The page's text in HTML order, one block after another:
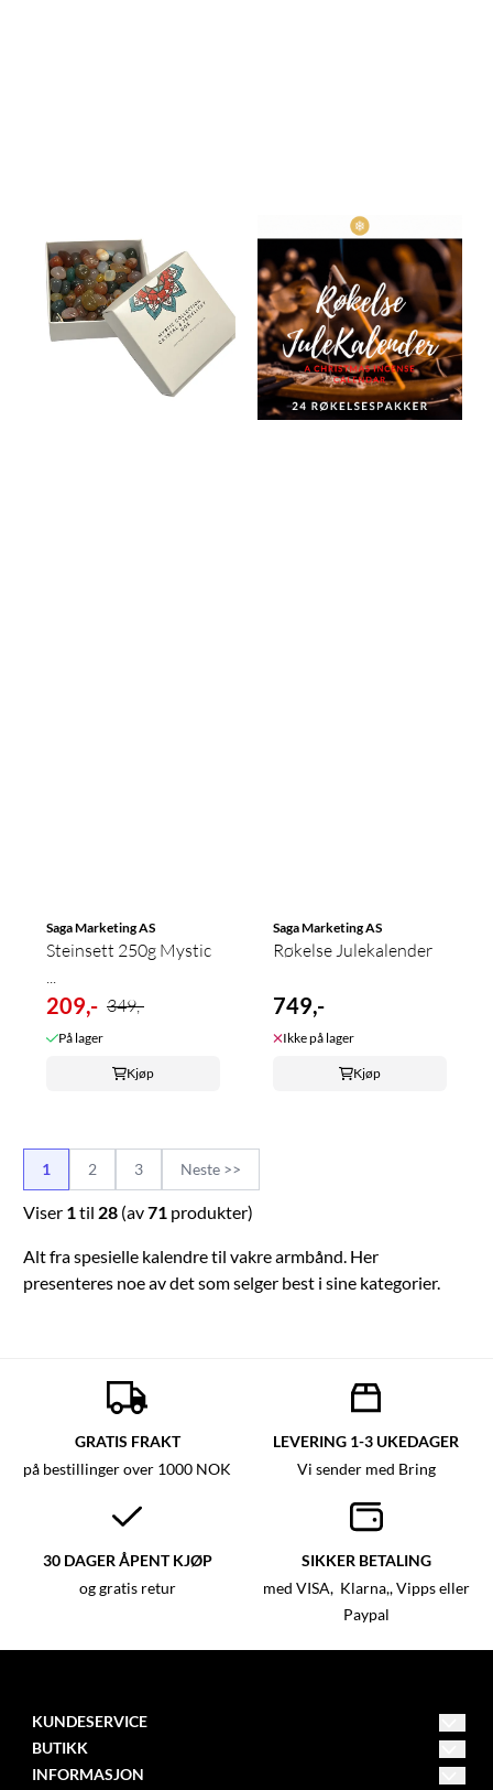
Saga Marketing AS
Steinsett 250g Mystic
209,- 349,-
På lager
Kjøp
Saga Marketing AS
Røkelse Julekalender
749,-
Ikke på lager
Kjøp
1 2 3 Neste >>
Viser 1 til 28 (av71 produkter)
Alt fra spesielle kalendre til vakre armbånd. Her
presenteres noe av det som selger best i sine kategorier.
GRATIS FRAKT
på bestillinger over 1000 NOK
LEVERING 1-3 UKEDAGER
Vi sender med Bring
30 DAGER ÅPENT KJØP
og gratis retur
SIKKER BETALING
med VISA, Klarna,, Vipps eller
Paypal
KUNDESERVICE
post@mystica.no
BUTIKK
Vilkår
INFORMASJON